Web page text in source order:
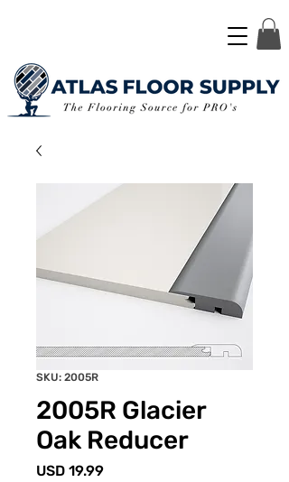
SKU: 2005R
2005R Glacier
Oak Reducer
USD 19.99Precio